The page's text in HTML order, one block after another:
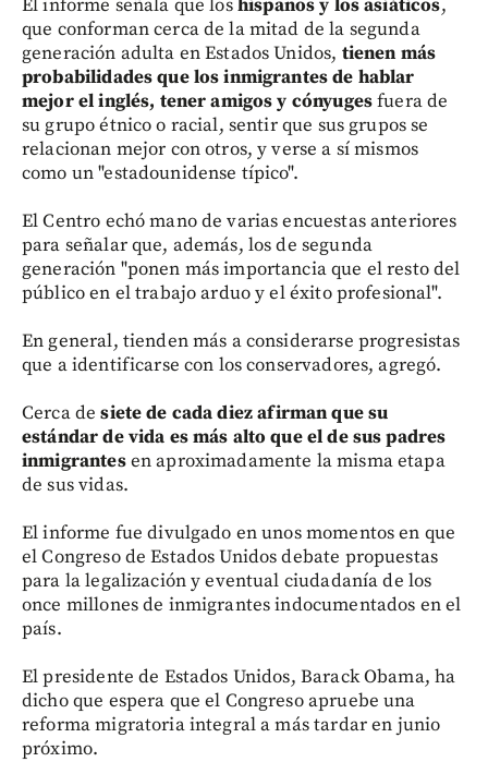
El informe señala que loshispanos y los asiáticos,
que conforman cerca de la mitad de la segunda
generación adulta en Estados Unidos, tienen más
probabilidades que los inmigrantes de hablar
mejor el inglés, tener amigos y cónyugesfuera de
su grupo étnico o racial, sentir que sus grupos se
relacionan mejor con otros, y verse a sí mismos
como un "estadounidense típico".
El Centro echó mano de varias encuestas anteriores
para señalar que, además, los de segunda
generación "ponen más importancia que el resto del
público en el trabajo arduo y el éxito profesional".
En general, tienden más a considerarse progresistas
que a identificarse con los conservadores, agregó.
Cerca desiete de cada diez afirman que su
estándar de vida es más alto que el de sus padres
inmigrantesen aproximadamente la misma etapa
de sus vidas.
El informe fue divulgado en unos momentos en que
el Congreso de Estados Unidos debate propuestas
para la legalización y eventual ciudadanía de los
once millones de inmigrantes indocumentados en el
país.
El presidente de Estados Unidos, Barack Obama, ha
dicho que espera que el Congreso apruebe una
reforma migratoria integral a más tardar en junio
próximo.